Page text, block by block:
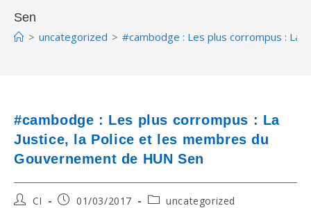
Sen
> uncategorized > #cambodge : Les plus corrompus : La
#cambodge : Les plus corrompus : La
Justice, la Police et les membres du
Gouvernement de HUN Sen
PostCI
Post01/03/2017
Postuncategorized